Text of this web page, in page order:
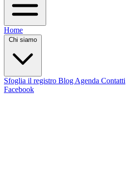
Home
Chi siamo
Sfoglia il registro Blog Agenda Contatti
Facebook